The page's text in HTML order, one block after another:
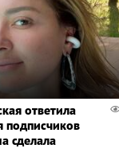
ответила
подписчиков
сделала